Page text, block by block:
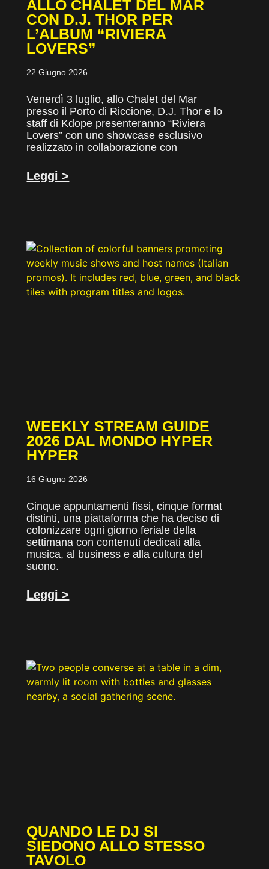
ALLO CHALET DEL MAR
CON D.J. THOR PER
L’ALBUM “RIVIERA
LOVERS”
22 Giugno 2026
Venerdì 3 luglio, allo Chalet del Mar
presso il Porto di Riccione, D.J. Thor e lo
staff di Kdope presenteranno “Riviera
Lovers” con uno showcase esclusivo
realizzato in collaborazione con
Leggi >
WEEKLY STREAM GUIDE
2026 DAL MONDO HYPER
HYPER
16 Giugno 2026
Cinque appuntamenti fissi, cinque format
distinti, una piattaforma che ha deciso di
colonizzare ogni giorno feriale della
settimana con contenuti dedicati alla
musica, al business e alla cultura del
suono.
Leggi >
QUANDO LE DJ SI
SIEDONO ALLO STESSO
TAVOLO